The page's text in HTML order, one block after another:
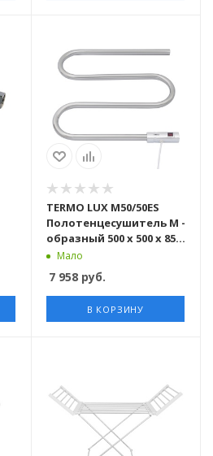
TERMO LUX M50/50ES
Полотенцесушитель М -
образный 500 х 500 х 85 c
включателем
Мало
7 958 руб.
В КОРЗИНУ